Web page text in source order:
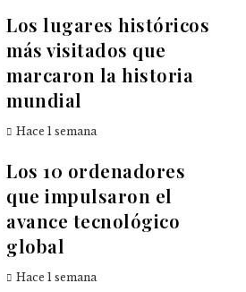
Los lugares históricos
más visitados que
marcaron la historia
mundial
Hace 1 semana
Los 10 ordenadores
que impulsaron el
avance tecnológico
global
Hace 1 semana